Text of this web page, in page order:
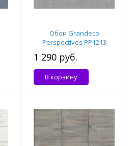
Обои Grandeco
Perspectives PP1213
1 290 руб.
В корзину